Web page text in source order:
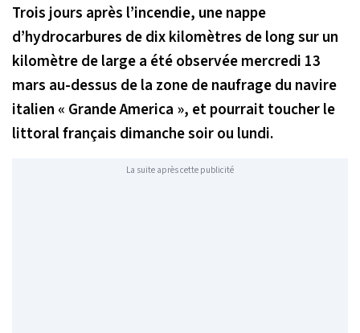
Trois jours après l’incendie, une nappe
d’hydrocarbures de dix kilomètres de long sur un
kilomètre de large a été observée mercredi 13
mars au-dessus de la zone de naufrage du navire
italien « Grande America », et pourrait toucher le
littoral français dimanche soir ou lundi.
La suite après cette publicité